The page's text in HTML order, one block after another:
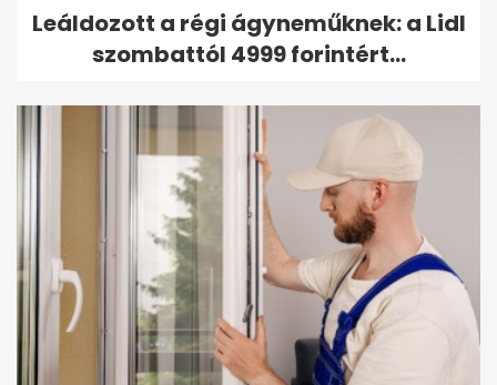
Leáldozott a régi ágyneműknek: a Lidl
szombattól 4999 forintért...